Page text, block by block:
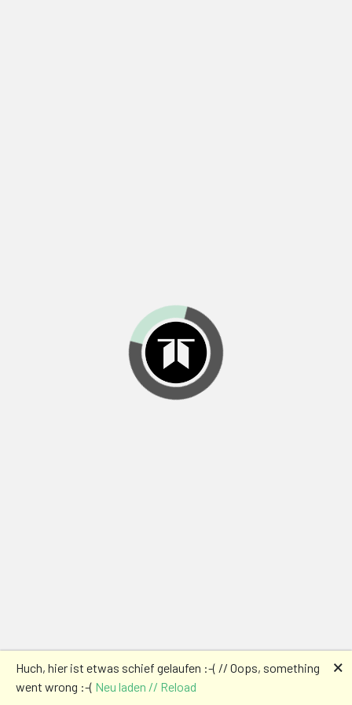
Huch, hier ist etwas schief gelaufen :-( // Oops, something
went wrong :-( Neu laden // Reload
🗙